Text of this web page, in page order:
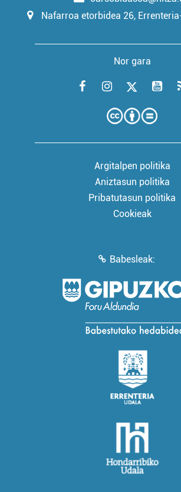
Nafarroa etorbidea 26,
Nor gara
Argitalpen politika
Aniztasun politika
Pribatutasun politika
Cookieak
Babesleak: